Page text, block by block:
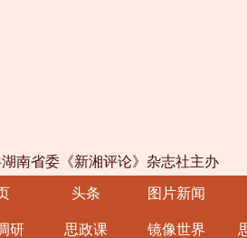
南省委《新湘评论》杂志社主办
头条 图片新闻
研 思政课 镜像世界